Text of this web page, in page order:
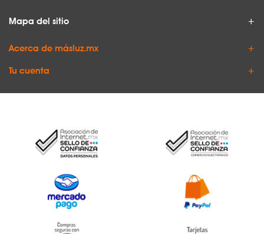
Mapa del sitio
Acerca de másluz.mx
Tu cuenta